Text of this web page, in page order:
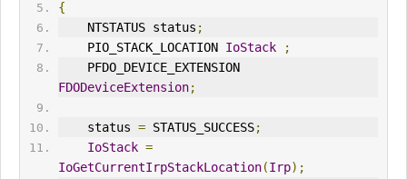
{
    NTSTATUS status
;
    PIO_ST
ACK_LOCATION IoStack
;
    PFDO_DEVICE_EXTENSION
FDODeviceExtension;
    status
= STATUS_SUCCESS;
IoStack =
IoGetCurrentIrpStackLocation(Irp);